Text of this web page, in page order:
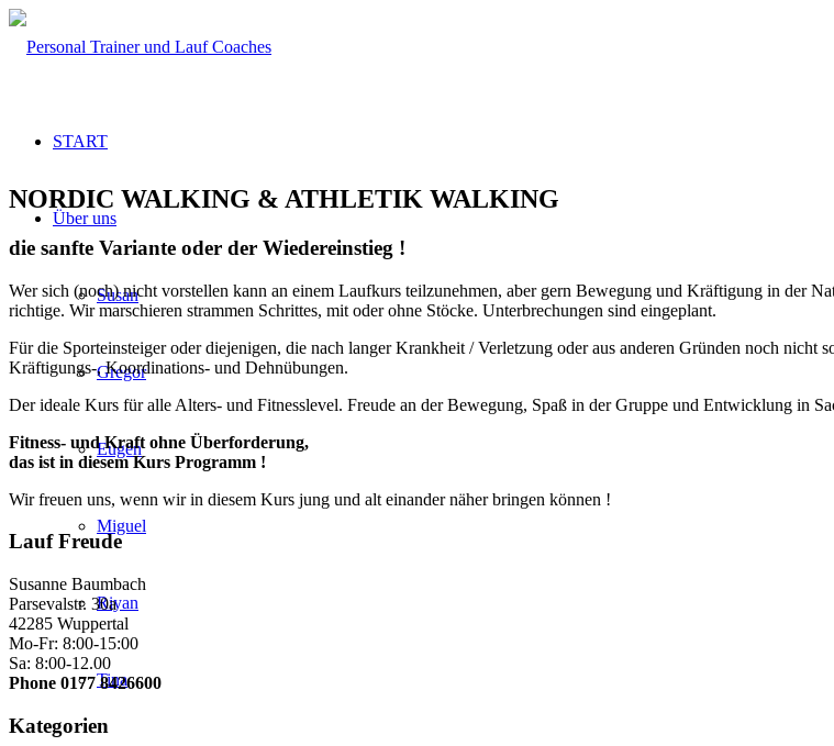
START
Über uns
Susan
Gregor
Eugen
Miguel
Riyan
Tina
NORDIC WALKING & ATHLETIK WALKING
die sanfte Variante oder der Wiedereinstieg !
Wer sich (noch) nicht vorstellen kann an einem Laufkurs teilzunehmen, aber gern Bewegung und Kräftigung in der
richtige. Wir marschieren strammen Schrittes, mit oder ohne Stöcke. Unterbrechungen sind eingeplant.
Für die Sporteinsteiger oder diejenigen, die nach langer Krankheit / Verletzung oder aus anderen Gründen noch nicht
Kräftigungs-, Koordinations- und Dehnübungen.
Der ideale Kurs für alle Alters- und Fitnesslevel. Freude an der Bewegung, Spaß in der Gruppe und Entwicklung in
Fitness- und Kraft ohne Überforderung,
das ist in diesem Kurs Programm !
Wir freuen uns, wenn wir in diesem Kurs jung und alt einander näher bringen können !
Lauf Freude
Susanne Baumbach
Parsevalstr. 30a
42285 Wuppertal
Mo-Fr: 8:00-15:00
Sa: 8:00-12.00
Phone 0177 8426600
Kategorien